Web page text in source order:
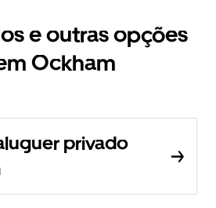
e outras opções
Ockham
privado